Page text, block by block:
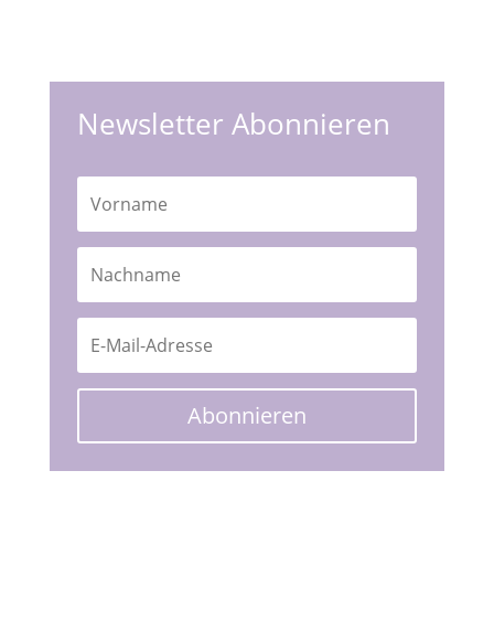
Newsletter Abonnieren
Abonnieren